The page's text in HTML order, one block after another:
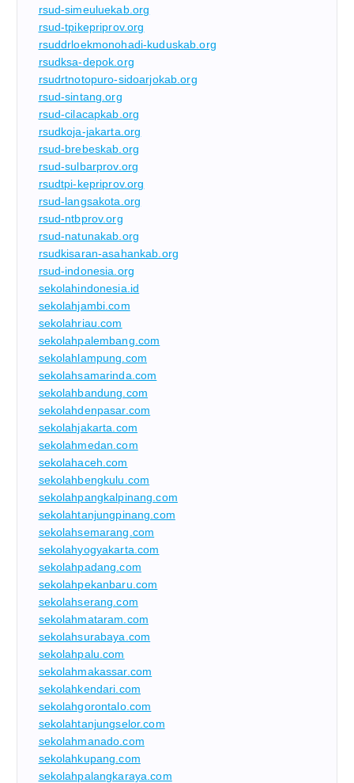
rsud-simeuluekab.org
rsud-tpikepriprov.org
rsuddrloekmonohadi-kuduskab.org
rsudksa-depok.org
rsudrtnotopuro-sidoarjokab.org
rsud-sintang.org
rsud-cilacapkab.org
rsudkoja-jakarta.org
rsud-brebeskab.org
rsud-sulbarprov.org
rsudtpi-kepriprov.org
rsud-langsakota.org
rsud-ntbprov.org
rsud-natunakab.org
rsudkisaran-asahankab.org
rsud-indonesia.org
sekolahindonesia.id
sekolahjambi.com
sekolahriau.com
sekolahpalembang.com
sekolahlampung.com
sekolahsamarinda.com
sekolahbandung.com
sekolahdenpasar.com
sekolahjakarta.com
sekolahmedan.com
sekolahaceh.com
sekolahbengkulu.com
sekolahpangkalpinang.com
sekolahtanjungpinang.com
sekolahsemarang.com
sekolahyogyakarta.com
sekolahpadang.com
sekolahpekanbaru.com
sekolahserang.com
sekolahmataram.com
sekolahsurabaya.com
sekolahpalu.com
sekolahmakassar.com
sekolahkendari.com
sekolahgorontalo.com
sekolahtanjungselor.com
sekolahmanado.com
sekolahkupang.com
sekolahpalangkaraya.com